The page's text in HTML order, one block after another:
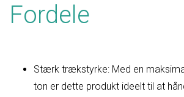
Fordele
Stærk trækstyrke: Med en
ton er dette produkt ideelt til at